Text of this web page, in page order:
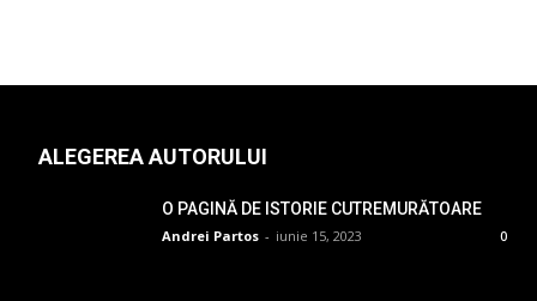
ALEGEREA AUTORULUI
O PAGINĂ DE ISTORIE CUTREMURĂTOARE
Andrei Partos - iunie 15, 2023 0